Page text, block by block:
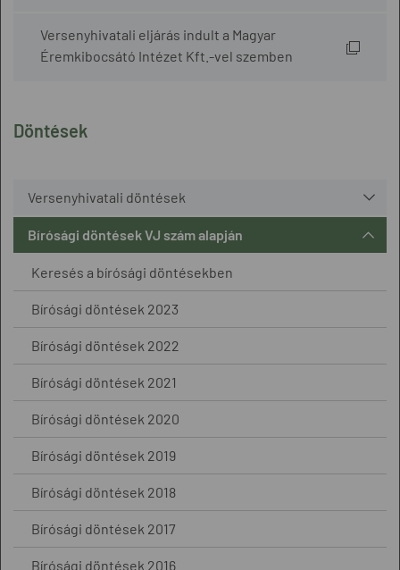
Döntések
Versenyhivatali döntések
Bírósági döntések VJ szám alapján
Keresés a bírósági döntésekben
Bírósági döntések 2023
Bírósági döntések 2022
Bírósági döntések 2021
Bírósági döntések 2020
Bírósági döntések 2019
Bírósági döntések 2018
Bírósági döntések 2017
Bírósági döntések 2016
Versenyhivatali eljárás indult a Magyar
Éremkibocsátó Intézet Kft.-vel szemben